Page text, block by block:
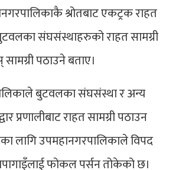
श्रोतबाट एकट्रक राहत
संघसंस्थाहरुको राहत सामग्री
पठाउने बताए।
बुटवलका संघसंस्था र अन्य
प्रणालीबाट राहत सामग्री पठाउन
लागि उपमहानगरपालिकाले विपद
फोकल पर्सन तोकेको छ।